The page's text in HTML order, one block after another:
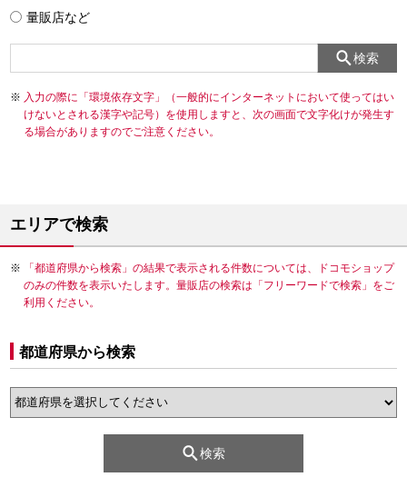
量販店など
検索
入力の際に「環境依存文字」（一般的にインターネットにおいて使ってはい
けないとされる漢字や記号）を使用しますと、次の画面で文字化けが発生す
る場合がありますのでご注意ください。
エリアで検索
「都道府県から検索」の結果で表示される件数については、ドコモショップ
のみの件数を表示いたします。量販店の検索は「フリーワードで検索」をご
利用ください。
都道府県から検索
検索